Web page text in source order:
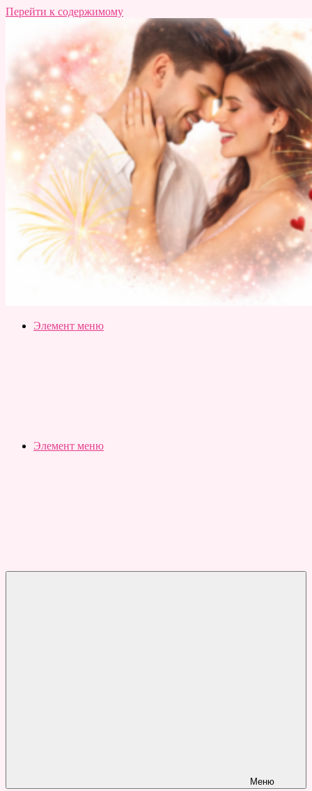
Перейти к содержимому
Slubovju.ru
Бесплатные
Элемент меню
Элемент меню
Меню